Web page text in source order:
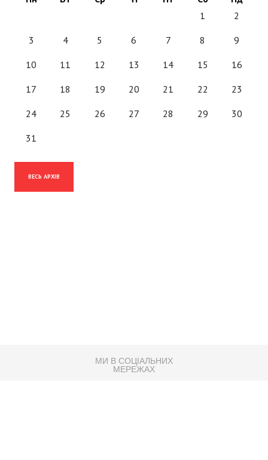
1
2
3 4 5 6 7 8 9
10 11 12 13 14 15 16
17 18 19 20 21 22 23
24 25 26 27 28 29 30
31
ВЕСЬ АРХІВ
МИ В СОЦІАЛЬНИХ
МЕРЕЖАХ